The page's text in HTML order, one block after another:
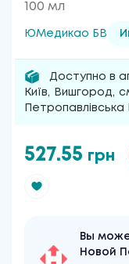
100 мл
ЮМедикао БВ
Доступно в
Київ, Вишгород,
Петропавлівська
527.55 грн
Вы
Новой